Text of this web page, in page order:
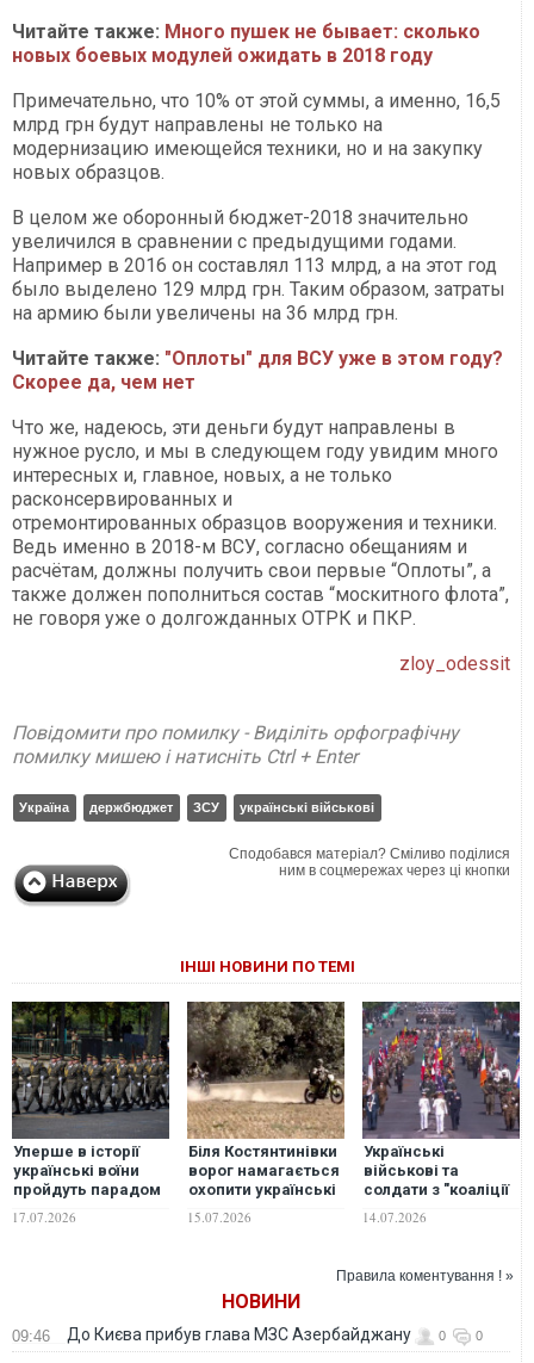
Читайте также: Много пушек не бывает: сколько
новых боевых модулей ожидать в 2018 году
Примечательно, что 10% от этой суммы, а именно, 16,5
млрд грн будут направлены не только на
модернизацию имеющейся техники, но и на закупку
новых образцов.
В целом же оборонный бюджет-2018 значительно
увеличился в сравнении с предыдущими годами.
Например в 2016 он составлял 113 млрд, а на этот год
было выделено 129 млрд грн. Таким образом, затраты
на армию были увеличены на 36 млрд грн.
Читайте также: "Оплоты" для ВСУ уже в этом году?
Скорее да, чем нет
Что же, надеюсь, эти деньги будут направлены в
нужное русло, и мы в следующем году увидим много
интересных и, главное, новых, а не только
расконсервированных и
отремонтированных образцов вооружения и техники.
Ведь именно в 2018-м ВСУ, согласно обещаниям и
расчётам, должны получить свои первые “Оплоты”, а
также должен пополниться состав “москитного флота”,
не говоря уже о долгожданных ОТРК и ПКР.
zloy_odessit
Повідомити про помилку - Виділіть орфографічну
помилку мишею і натисніть Ctrl + Enter
Україна держбюджет ЗСУ українські військові
Сподобався матеріал? Сміливо поділися
ним в соцмережах через ці кнопки
ІНШІ НОВИНИ ПО ТЕМІ
Уперше в історії
українські воїни
пройдуть парадом
17.07.2026
Біля Костянтинівки
ворог намагається
охопити українські
флангів, -
15.07.2026
Українські
військові та
солдати з "коаліції
маршем на параді
14.07.2026
Правила коментування ! »
НОВИНИ
09:46 До Києва прибув глава МЗС Азербайджану 0 0